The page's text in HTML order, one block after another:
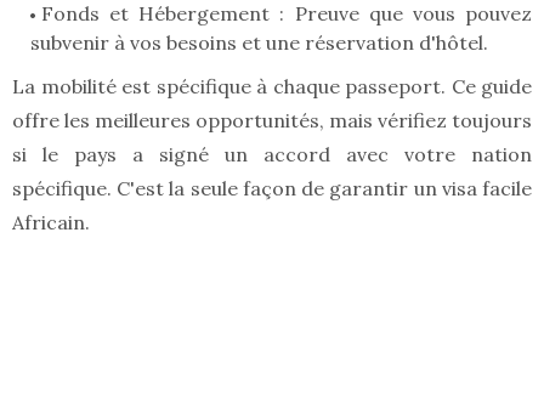
Fonds et Hébergement : Preuve que vous pouvez
subvenir à vos besoins et une réservation d'hôtel.
La mobilité est spécifique à chaque passeport. Ce guide
offre les meilleures opportunités, mais vérifiez toujours
si le pays a signé un accord avec votre nation
spécifique. C'est la seule façon de garantir un visa facile
Africain.